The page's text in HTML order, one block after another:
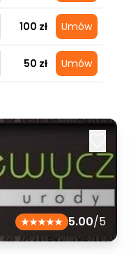
100 zł Umów
50 zł Umów
5.00/5